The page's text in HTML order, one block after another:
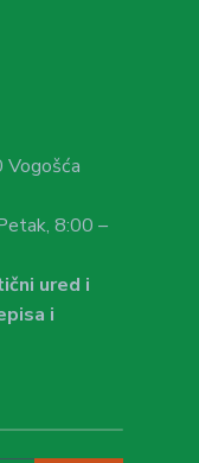
Vogošća
8:00 –
ured i
i